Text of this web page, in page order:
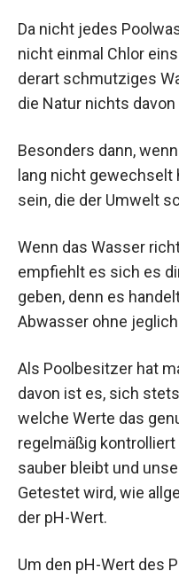
Da nicht jedes
nicht einmal Chlor
derart schmutziges
die Natur nichts
Besonders dann,
lang nicht gewechselt
sein, die der Umwelt
Wenn das Wasser
empfiehlt es sich es
geben, denn es
Abwasser ohne
Als Poolbesitzer hat
davon ist es, sich
welche Werte das
regelmäßig
sauber bleibt und
Getestet wird, wie
der pH-Wert.
Um den pH-Wert des